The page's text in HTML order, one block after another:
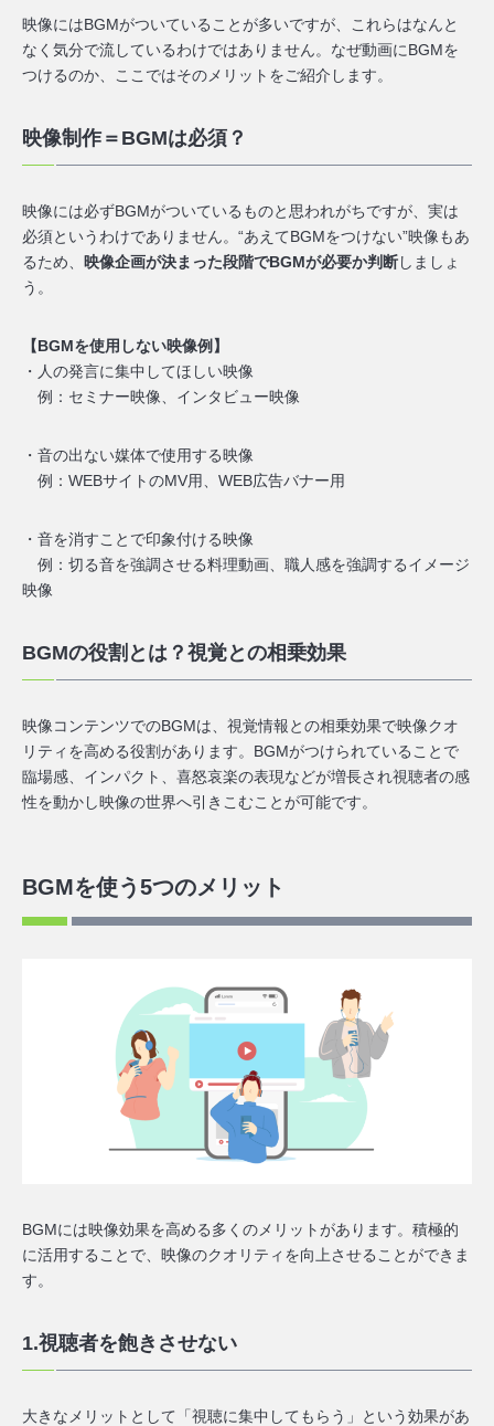
映像にはBGMがついていることが多いですが、これらはなんと
なく気分で流しているわけではありません。なぜ動画にBGMを
つけるのか、ここではそのメリットをご紹介します。
映像制作＝BGMは必須？
映像には必ずBGMがついているものと思われがちですが、実は
必須というわけでありません。“あえてBGMをつけない”映像もあ
るため、 映像企画が決まった段階でBGMが必要か判断しましょ
う。
【BGMを使用しない映像例】
・人の発言に集中してほしい映像
例：セミナー映像、インタビュー映像
・音の出ない媒体で使用する映像
例：WEBサイトのMV用、WEB広告バナー用
・音を消すことで印象付ける映像
例：切る音を強調させる料理動画、職人感を強調するイメージ
映像
BGMの役割とは？視覚との相乗効果
映像コンテンツでのBGMは、視覚情報との相乗効果で映像クオ
リティを高める役割があります。BGMがつけられていることで
臨場感、インパクト、喜怒哀楽の表現などが増長され視聴者の感
性を動かし映像の世界へ引きこむことが可能です。
BGMを使う5つのメリット
BGMには映像効果を高める多くのメリットがあります。積極的
に活用することで、映像のクオリティを向上させることができま
す。
1.視聴者を飽きさせない
大きなメリットとして「視聴に集中してもらう」という効果があ